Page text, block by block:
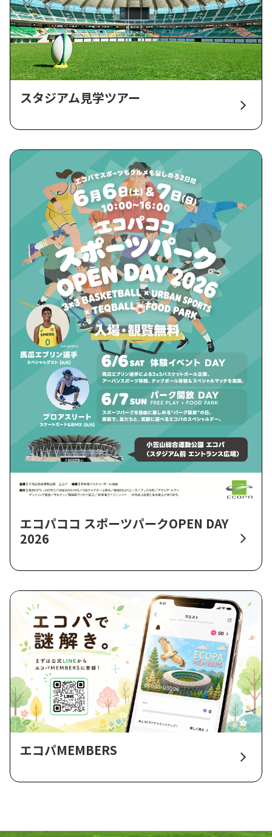
スタジアム見学ツアー
エコパココ スポーツパークOPEN DAY
2026
エコパMEMBERS